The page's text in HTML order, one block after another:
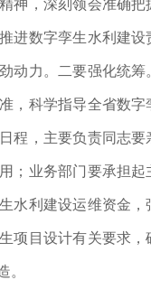
神，深刻领会准确
进数字孪生水利建
动力。二要强化统
，科学指导全省数
程，主要负责同志
；业务部门要承担
水利建设运维资金
项目设计有关要求
。